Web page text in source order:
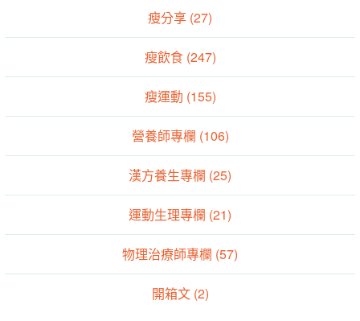
瘦分享 (27)
瘦飲食 (247)
瘦運動 (155)
營養師專欄 (106)
漢方養生專欄 (25)
運動生理專欄 (21)
物理治療師專欄 (57)
開箱文 (2)